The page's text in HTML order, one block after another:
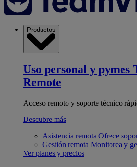
Productos
Uso personal y pymes
Remote
Acceso remoto y soporte técnico
Descubre más
Asistencia remota Ofrece
Gestión remota Monitorea y
Ver planes y precios